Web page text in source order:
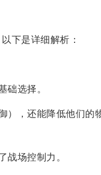
下是详细解析：
础选择。
），还能降低他们的
战场控制力。